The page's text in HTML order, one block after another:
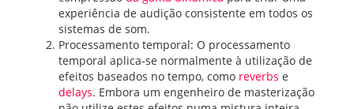
experiência de audição consistente em todos os
sistemas de som.
Processamento temporal: O processamento
temporal aplica-se normalmente à utilização de
efeitos baseados no tempo, como reverbs e
delays. Embora um engenheiro de masterização